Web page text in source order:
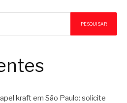
PESQUISAR
kraft em São Paulo: solicite